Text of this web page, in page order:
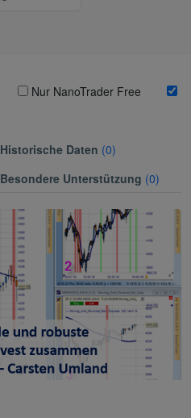
Nur NanoTrader Free
Historische Daten (0)
Besondere Unterstützung (0)